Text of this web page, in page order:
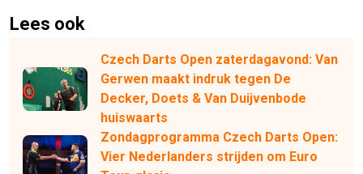
Lees ook
Czech Darts Open zaterdagavond: Van
Gerwen maakt indruk tegen De
Decker, Doets & Van Duijvenbode
huiswaarts
Zondagprogramma Czech Darts Open:
Vier Nederlanders strijden om Euro